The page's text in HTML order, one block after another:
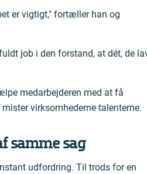
er vigtigt," fortæller han og
job i den forstand, at dét, de
medarbejderen med at få
virksomhederne talenterne.
samme sag
udfordring. Til trods for en